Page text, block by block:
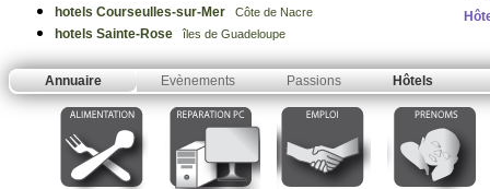
hotels Courseulles-sur-Mer Côte de Nacre
hotels Sainte-Rose îles de Guadeloupe
Annuaire Evènements Passions Hôtels